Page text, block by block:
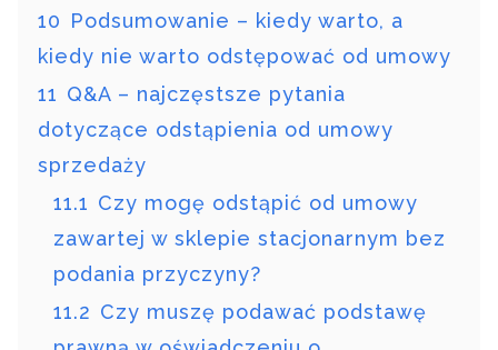
10 Podsumowanie – kiedy warto, a
kiedy nie warto odstępować od umowy
11 Q&A – najczęstsze pytania
dotyczące odstąpienia od umowy
sprzedaży
11.1 Czy mogę odstąpić od umowy
zawartej w sklepie stacjonarnym bez
podania przyczyny?
11.2 Czy muszę podawać podstawę